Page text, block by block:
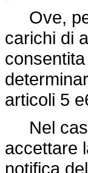
Ove,
carichi di
articoli 5
Nel
accettare
notifica